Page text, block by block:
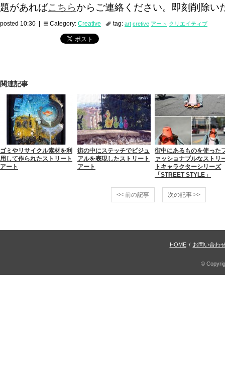
題があればこちらからご連絡ください。即刻削除い
posted 10:30 | Category: Creative tag: art cretive アート クリエイティブ
関連記事
ゴミやリサイクル素材を利
用して作られたストリート
アート
街の中にステッチでビジュ
アルを表現したストリート
アート
街中にあるものを使った
ァッショナブルなストリ
トキャラクターシリーズ
「STREET STYLE」
<< 前の記事 次の記事 >>
HOME / お問い合わ
©